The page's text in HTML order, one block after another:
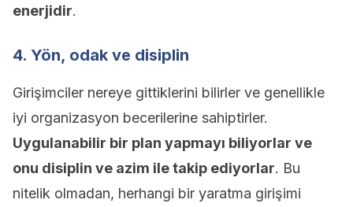
enerjidir.
4. Yön, odak ve disiplin
Girişimciler nereye gittiklerini bilirler ve genellikle
iyi organizasyon becerilerine sahiptirler.
Uygulanabilir bir plan yapmayı biliyorlar ve
onu disiplin ve azim ile takip ediyorlar. Bu
nitelik olmadan, herhangi bir yaratma girişimi